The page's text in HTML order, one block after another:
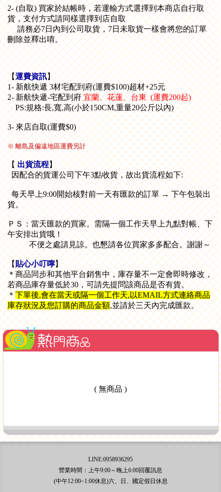
2- (自取) 買家於結帳時，若運輸方式選擇到本商店自行取
貨，支付方式請同樣選擇到店自取
請務必7日內到公司取貨，7日未取貨一樣會將您的訂單
刪除並釋出唷。
【運費資訊】
1- 新航快遞 3材宅配到府(運費$100)超材+25元
2- 新航快遞-宅配到府宜蘭、花蓮、台東 (運費200起)
PS:規格:長,寬,高(小於150CM,重量20公斤以內)
3- 來店自取(運費$0)
※ 離島及偏遠地區運費另計
【出貨流程】
因配合的貨運公司下午3點收貨，故出貨流程如下:
每天早上9:00開始核對前一天有匯款的訂單 → 下午包裝出
貨。
ＰＳ：當天匯款的買家。需隔一個工作天早上九點對帳、下
午安排出貨哦！
不便之處請見諒。也懇請各位買家多多配合。謝謝～
【貼心小叮嚀】
＊商品同步和其他平台銷售中，庫存量不一定會即時修改，
若商品庫存量低於30，可請先提問該商品是否有貨。
＊下單後,會在當天或隔一個工作天,以EMAIL方式連絡商品
庫存狀況及您訂購的商品金額,並請於三天內完成匯款。
( 無商品 )
LINE:0958936295
營業時間：上午9:00～晚上6:00回覆訊息
(中午12:00~1:00休息)六、日、國定假日休息